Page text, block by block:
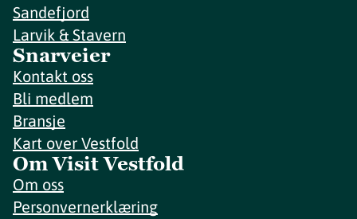
Sandefjord
Larvik & Stavern
Snarveier
Kontakt oss
Bli medlem
Bransje
Kart over Vestfold
Om Visit Vestfold
Om oss
Personvernerklæring